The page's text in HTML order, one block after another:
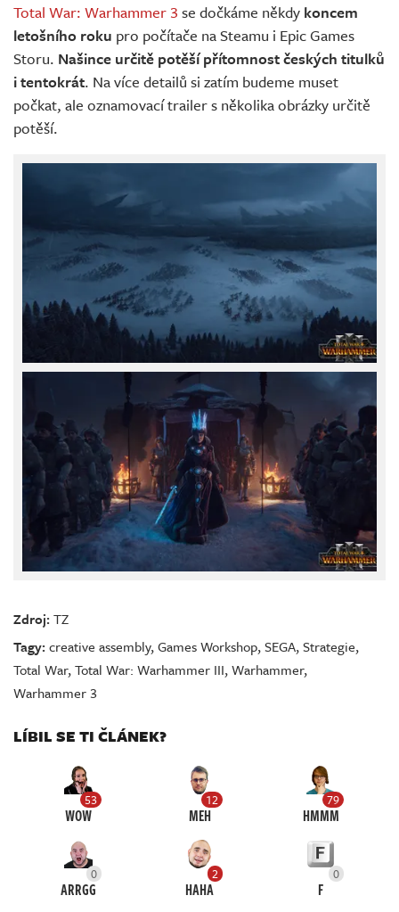
Total War: Warhammer 3 se dočkáme někdy koncem
letošního roku pro počítače na Steamu i Epic Games
Storu. Našince určitě potěší přítomnost českých titulků
i tentokrát. Na více detailů si zatím budeme muset
počkat, ale oznamovací trailer s několika obrázky určitě
potěší.
Zdroj:TZ
Tagy:creative assembly,Games Workshop,SEGA,Strategie,
Total War,Total War: Warhammer III,Warhammer,
Warhammer 3
LÍBIL SE TI ČLÁNEK?
53
WOW
12
MEH
79
HMMM
0
ARRGG
2
HAHA
0
F